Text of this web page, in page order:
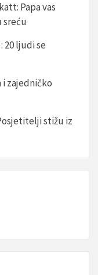
Papa vas
sreću
20 ljudi se
i zajedničko
stižu iz